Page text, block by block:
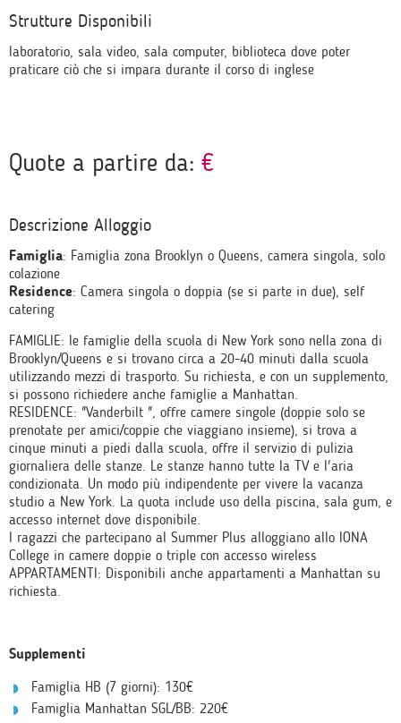
Strutture Disponibili
laboratorio, sala video, sala computer, biblioteca dove poter
praticare ciò che si impara durante il corso di inglese
Quote a partire da: €
Descrizione Alloggio
Famiglia: Famiglia zona Brooklyn o Queens, camera singola, solo
colazione
Residence: Camera singola o doppia (se si parte in due), self
catering
FAMIGLIE: le famiglie della scuola di New York sono nella zona di
Brooklyn/Queens e si trovano circa a 20-40 minuti dalla scuola
utilizzando mezzi di trasporto. Su richiesta, e con un supplemento,
si possono richiedere anche famiglie a Manhattan.
RESIDENCE: "Vanderbilt ", offre camere singole (doppie solo se
prenotate per amici/coppie che viaggiano insieme), si trova a
cinque minuti a piedi dalla scuola, offre il servizio di pulizia
giornaliera delle stanze. Le stanze hanno tutte la TV e l'aria
condizionata. Un modo più indipendente per vivere la vacanza
studio a New York. La quota include uso della piscina, sala gum, e
accesso internet dove disponibile.
I ragazzi che partecipano al Summer Plus alloggiano allo IONA
College in camere doppie o triple con accesso wireless
APPARTAMENTI: Disponibili anche appartamenti a Manhattan su
richiesta.
Supplementi
Famiglia HB (7 giorni): 130€
Famiglia Manhattan SGL/BB: 220€